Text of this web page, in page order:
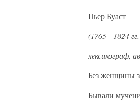
Пьер Буаст
(1765—1824
лексикограф,
Без женщины
Бывали